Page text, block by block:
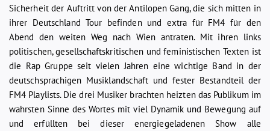
Sicherheit der Auftritt von der Antilopen Gang, die sich mitten in
ihrer Deutschland Tour befinden und extra für FM4 für den
Abend den weiten Weg nach Wien antraten. Mit ihren links
politischen, gesellschaftskritischen und feministischen Texten ist
die Rap Gruppe seit vielen Jahren eine wichtige Band in der
deutschsprachigen Musiklandschaft und fester Bestandteil der
FM4 Playlists. Die drei Musiker brachten heizten das Publikum im
wahrsten Sinne des Wortes mit viel Dynamik und Bewegung auf
und erfüllten bei dieser energiegeladenen Show alle